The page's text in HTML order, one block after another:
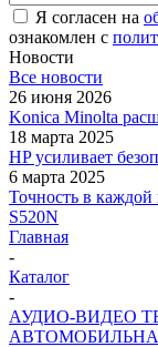
Я согласен на
ознакомлен с
Новости
Все новости
26 июня 2026
Konica Minolta
18 марта 2025
HP усиливает
6 марта 2025
Точность в каждой
S520N
Главная
-
Каталог
-
АУДИО-ВИДЕО